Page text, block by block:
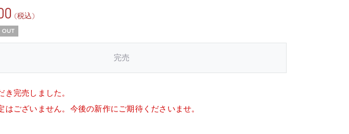
(税込)
OUT
完売
き完売しました。
はございません。今後の新作にご期待くださいませ。